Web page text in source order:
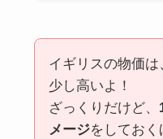
イギリスの物価
少し高いよ！
ざっくりだけど、
メージをしておく